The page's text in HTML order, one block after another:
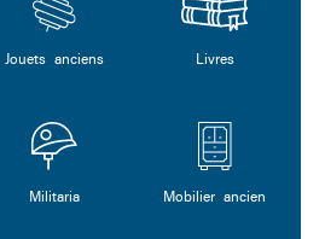
Jouets anciens Livres
Militaria Mobilier ancien